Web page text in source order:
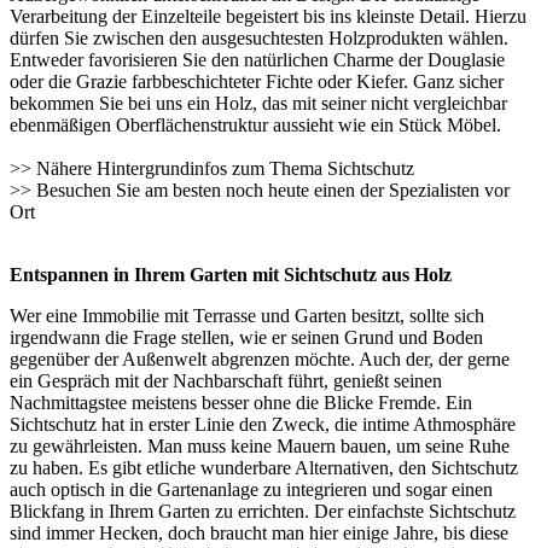
Verarbeitung der Einzelteile begeistert bis ins kleinste Detail. Hierzu
dürfen Sie zwischen den ausgesuchtesten Holzprodukten wählen.
Entweder favorisieren Sie den natürlichen Charme der Douglasie
oder die Grazie farbbeschichteter Fichte oder Kiefer. Ganz sicher
bekommen Sie bei uns ein Holz, das mit seiner nicht vergleichbar
ebenmäßigen Oberflächenstruktur aussieht wie ein Stück Möbel.
>> Nähere Hintergrundinfos zum Thema Sichtschutz
>> Besuchen Sie am besten noch heute einen der Spezialisten vor
Ort
Entspannen in Ihrem Garten mit Sichtschutz aus Holz
Wer eine Immobilie mit Terrasse und Garten besitzt, sollte sich
irgendwann die Frage stellen, wie er seinen Grund und Boden
gegenüber der Außenwelt abgrenzen möchte. Auch der, der gerne
ein Gespräch mit der Nachbarschaft führt, genießt seinen
Nachmittagstee meistens besser ohne die Blicke Fremde. Ein
Sichtschutz hat in erster Linie den Zweck, die intime Athmosphäre
zu gewährleisten. Man muss keine Mauern bauen, um seine Ruhe
zu haben. Es gibt etliche wunderbare Alternativen, den Sichtschutz
auch optisch in die Gartenanlage zu integrieren und sogar einen
Blickfang in Ihrem Garten zu errichten. Der einfachste Sichtschutz
sind immer Hecken, doch braucht man hier einige Jahre, bis diese